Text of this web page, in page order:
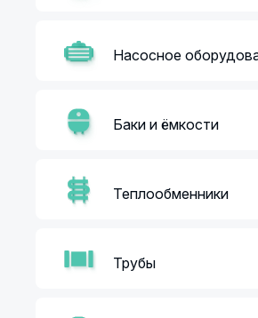
Насосное
Баки и ёмкости
Теплообменники
Трубы